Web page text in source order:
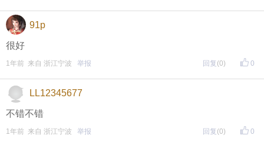
91p
很好
0
1年前 来自 浙江宁波 举报 回复 (0)
LL12345677
不错不错
0
1年前 来自 浙江宁波 举报 回复 (0)